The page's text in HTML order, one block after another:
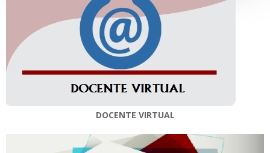
DOCENTE VIRTUAL